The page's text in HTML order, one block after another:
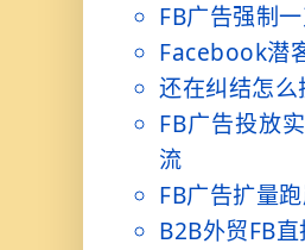
FB广告强制
Facebook潜
还在纠结怎
FB广告投放
流
FB广告扩量
B2B外贸FB